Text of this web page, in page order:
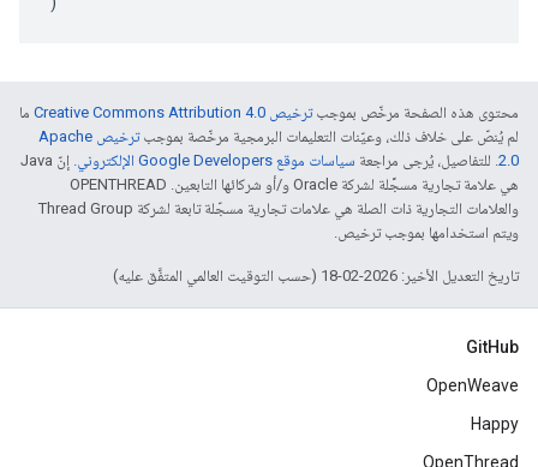
محتوى هذه الصفحة مرخّص بموجبترخيص Creative Commons Attribution 4.0‏
ما
لم يُنصّ على خلاف ذلك، وعيّنات التعليمات البرمجية مرخّصة بموجب
ترخيص Apache
2.0‏. للتفاصيل، يُرجى مراجعة سياسات موقع Google Developers الإلكتروني
. إنّ Java
هي علامة تجارية مسجَّلة لشركة Oracle و/أو شركائها التابعين. ‫OPENTHREAD
والعلامات التجارية ذات الصلة هي علامات تجارية مسجّلة تابعة لشركة Thread Group
ويتم استخدامها بموجب ترخيص.
تاريخ التعديل الأخير: 2026-02-18 (حسب التوقيت العالمي المتفَّق عليه)
GitHub
OpenWeave
Happy
OpenThread